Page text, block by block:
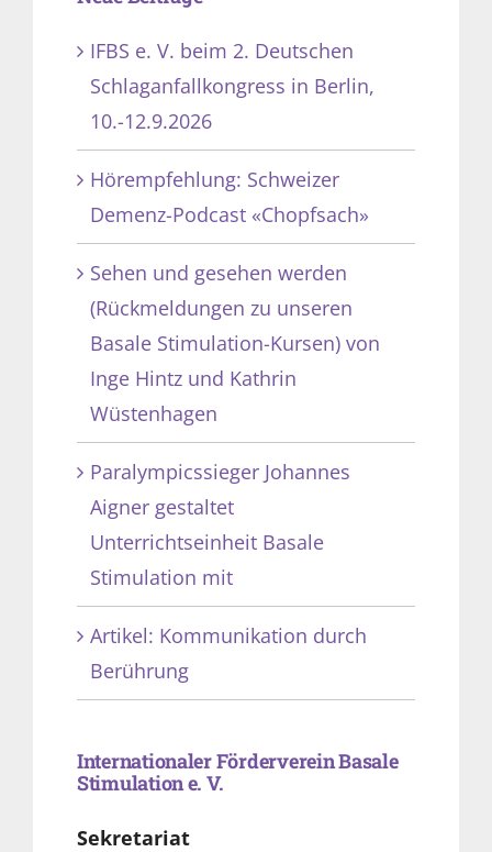
IFBS e. V. beim 2. Deutschen
Schlaganfallkongress in Berlin,
10.-12.9.2026
Hörempfehlung: Schweizer
Demenz-Podcast «Chopfsach»
Sehen und gesehen werden
(Rückmeldungen zu unseren
Basale Stimulation-Kursen) von
Inge Hintz und Kathrin
Wüstenhagen
Paralympicssieger Johannes
Aigner gestaltet
Unterrichtseinheit Basale
Stimulation mit
Artikel: Kommunikation durch
Berührung
Internationaler Förderverein Basale
Stimulation e. V.
Sekretariat